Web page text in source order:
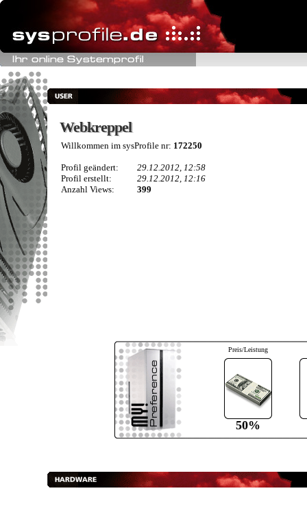
Webkreppel
Webkreppel
Willkommen im sysProfile nr: 172250
Profil geändert:
29.12.2012, 12:58
Profil erstellt:
29.12.2012, 12:16
Anzahl Views:
399
Preis/Leistung
50%